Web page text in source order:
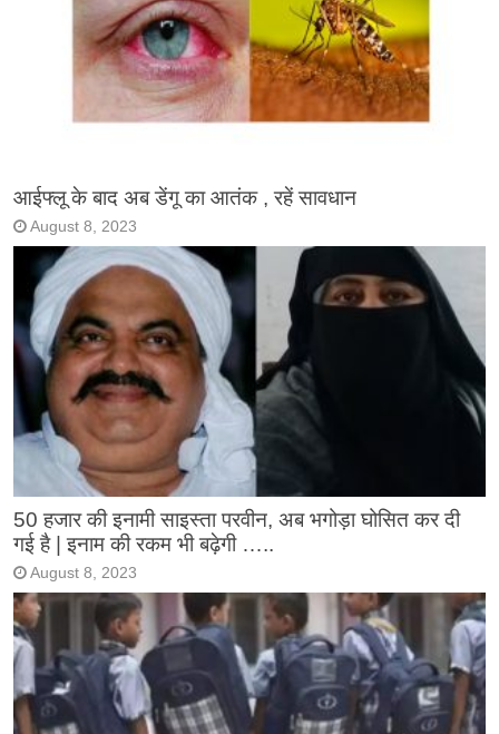
आईफ्लू के बाद अब डेंगू का आतंक , रहें सावधान
August 8, 2023
50 हजार की इनामी साइस्ता परवीन, अब भगोड़ा घोसित कर दी
गई है | इनाम की रकम भी बढ़ेगी …..
August 8, 2023